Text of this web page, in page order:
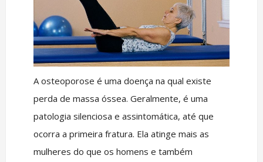
A osteoporose é uma doença na qual existe
perda de massa óssea. Geralmente, é uma
patologia silenciosa e assintomática, até que
ocorra a primeira fratura. Ela atinge mais as
mulheres do que os homens e também